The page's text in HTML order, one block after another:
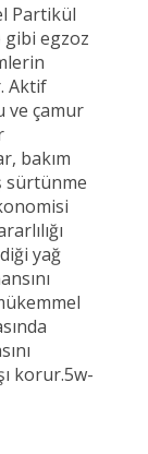
Partikül
gibi egzoz
Aktif
ve çamur
bakım
sürtünme
yağ
korur.5w-